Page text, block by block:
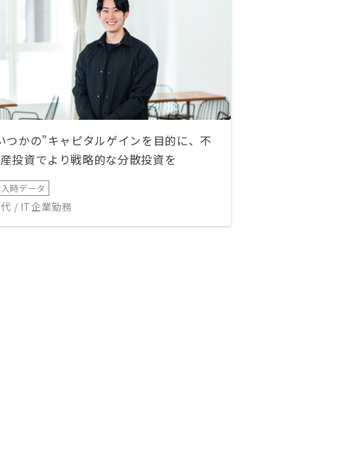
つかの”キャピタルゲインを目的に、不
投資でより戦略的な分散投資を
時データ
/ IT企業勤務